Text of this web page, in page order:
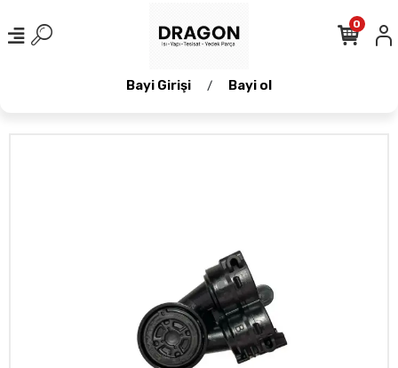
Bayi Girişi / Bayi ol
0